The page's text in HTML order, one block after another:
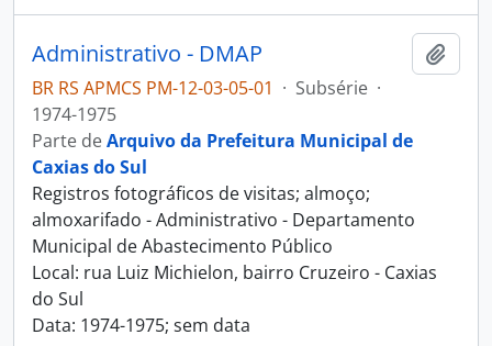
Administrativo - DMAP
BR RS APMCS PM-12-03-05-01 · Subsérie ·
1974-1975
Parte deArquivo da Prefeitura Municipal de
Caxias do Sul
Registros fotográficos de visitas; almoço;
almoxarifado - Administrativo - Departamento
Municipal de Abastecimento Público
Local: rua Luiz Michielon, bairro Cruzeiro - Caxias
do Sul
Data: 1974-1975; sem data